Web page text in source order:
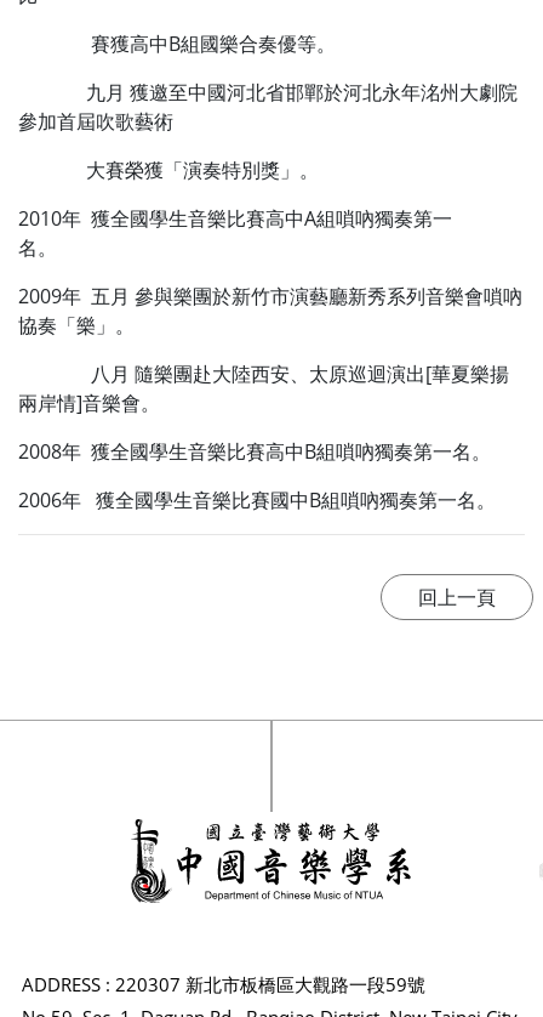
賽獲高中B組國樂合奏優等。
九月 獲邀至中國河北省邯鄲於河北永年洺州大劇院
參加首屆吹歌藝術
大賽榮獲「演奏特別獎」。
2010年 獲全國學生音樂比賽高中A組嗩吶獨奏第一
名。
2009年 五月 參與樂團於新竹市演藝廳新秀系列音樂會嗩吶
協奏「樂」。
八月 隨樂團赴大陸西安、太原巡迴演出[華夏樂揚
兩岸情]音樂會。
2008年 獲全國學生音樂比賽高中B組嗩吶獨奏第一名。
2006年 獲全國學生音樂比賽國中B組嗩吶獨奏第一名。
ADDRESS : 220307 新北市板橋區大觀路一段59號